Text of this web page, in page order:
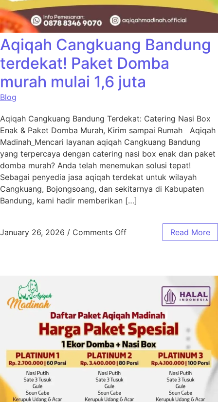
Aqiqah Cangkuang Bandung
terdekat! Paket Domba
murah mulai 1,6 juta
Blog
Aqiqah Cangkuang Bandung Terdekat: Catering Nasi Box
Enak & Paket Domba Murah, Kirim sampai Rumah Aqiqah
Madinah_Mencari layanan aqiqah Cangkuang Bandung
yang terpercaya dengan catering nasi box enak dan paket
domba murah? Anda telah menemukan solusi tepat!
Sebagai penyedia jasa aqiqah terdekat untuk wilayah
Cangkuang, Bojongsoang, dan sekitarnya di Kabupaten
Bandung, kami hadir memberikan […]
January 26, 2026 / Comments Off Read More